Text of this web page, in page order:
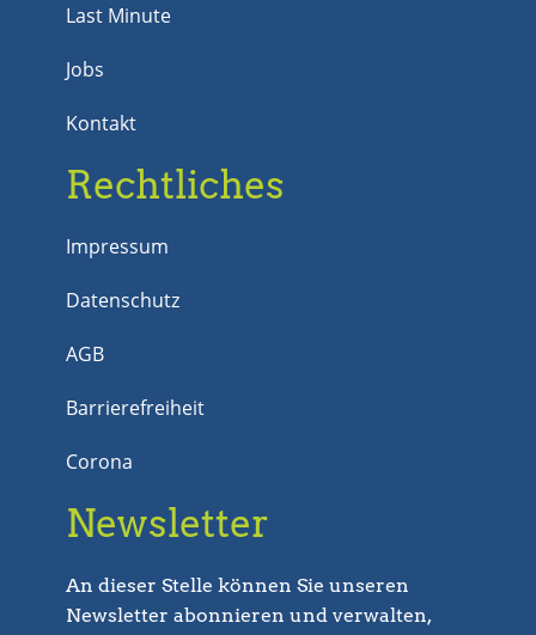
Last Minute
Jobs
Kontakt
Rechtliches
Impressum
Datenschutz
AGB
Barrierefreiheit
Corona
Newsletter
An dieser Stelle können Sie unseren
Newsletter abonnieren und verwalten,